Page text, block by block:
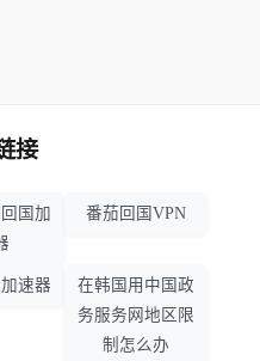
接
国加
番茄回国VPN
速器
在韩国用中国政
务服务网地区限
制怎么办